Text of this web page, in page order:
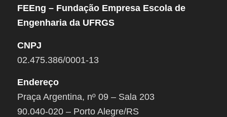
FEEng – Fundação Empresa Escola de
Engenharia da UFRGS
CNPJ
02.475.386/0001-13
Endereço
Praça Argentina, nº 09 – Sala 203
90.040-020 – Porto Alegre/RS